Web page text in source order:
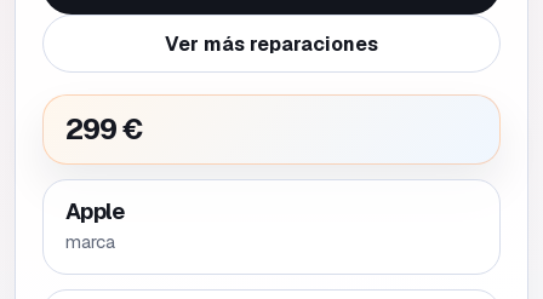
Ver más reparaciones
299 €
Apple
marca